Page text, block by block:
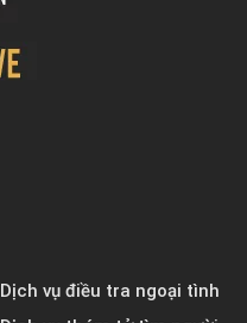
Dịch vụ điều tra ngoại tình